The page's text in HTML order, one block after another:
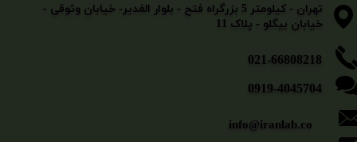
​​​​​021-66808218
0919-4045704
​​​​​​​تهران - کیلومتر 5 بزرگراه فتح - بلوار الغدیر- خیابان وثوقی -
خیابان بیگلو - پلاک 11
info@iranlab.co